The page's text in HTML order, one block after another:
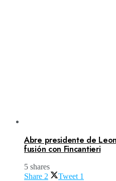
Abre presidente de
fusión con Fincantieri
5 shares
Share 2 Tweet 1